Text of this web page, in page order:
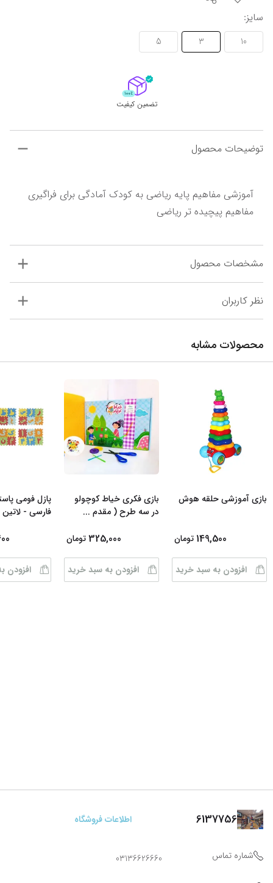
سایز:
10
3
5
تضمین کیفیت
توضیحات محصول
مفاهیم پیچیده تر ریاضی
مشخصات محصول
نظر کاربران
محصولات مشابه
بازی آموزشی حلقه هوش
149,500 تومان
افزودن به سبد خرید
بازی فکری خیاط کوچولو
در سه طرح ( مقدم ...
325,000 تومان
افزودن به سبد خرید
پازل فومی
فارسی -
افزودن
6137756 اطلاعات فروشگاه
شماره تماس 03136626660